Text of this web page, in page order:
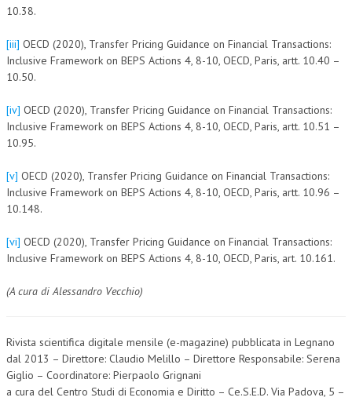
10.38.
[iii] OECD (2020), Transfer Pricing Guidance on Financial Transactions:
Inclusive Framework on BEPS Actions 4, 8-10, OECD, Paris, artt. 10.40 –
10.50.
[iv] OECD (2020), Transfer Pricing Guidance on Financial Transactions:
Inclusive Framework on BEPS Actions 4, 8-10, OECD, Paris, artt. 10.51 –
10.95.
[v] OECD (2020), Transfer Pricing Guidance on Financial Transactions:
Inclusive Framework on BEPS Actions 4, 8-10, OECD, Paris, artt. 10.96 –
10.148.
[vi] OECD (2020), Transfer Pricing Guidance on Financial Transactions:
Inclusive Framework on BEPS Actions 4, 8-10, OECD, Paris, art. 10.161.
(A cura di Alessandro Vecchio)
Rivista scientifica digitale mensile (e-magazine) pubblicata in Legnano
dal 2013 – Direttore: Claudio Melillo – Direttore Responsabile: Serena
Giglio – Coordinatore: Pierpaolo Grignani
a cura del Centro Studi di Economia e Diritto – Ce.S.E.D. Via Padova, 5 –